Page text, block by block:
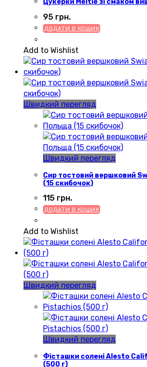
Цукерки Meltie зі смаком
95 грн.
ДОДАТИ В КОШИК
Add to Wishlist
Швидкий перегляд
Швидкий перегляд
Сир тостовий вершковий
(15 скибочок)
115 грн.
ДОДАТИ В КОШИК
Add to Wishlist
Швидкий перегляд
Швидкий перегляд
Фісташки солені Alesto
(500 г)